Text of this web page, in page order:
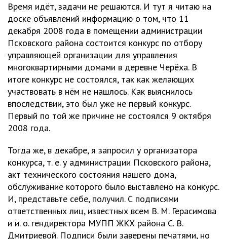
Время идёт, задачи не решаются. И тут я читаю на
доске объявлений информацию о том, что 11
декабря 2008 года в помещении администрации
Псковского района состоится конкурс по отбору
управляющей организации для управления
многоквартирными домами в деревне Черёха. В
итоге конкурс не состоялся, так как желающих
участвовать в нём не нашлось. Как выяснилось
впоследствии, это был уже не первый конкурс.
Первый по той же причине не состоялся 9 октября
2008 года.
Тогда же, в декабре, я запросил у организатора
конкурса, т. е. у администрации Псковского района,
акт технического состояния нашего дома,
обслуживание которого было выставлено на конкурс.
И, представьте себе, получил. С подписями
ответственных лиц, известных всем В. М. Герасимова
и и. о. гендиректора МУПП ЖКХ района С. В.
Дмитриевой. Подписи были заверены печатями, но